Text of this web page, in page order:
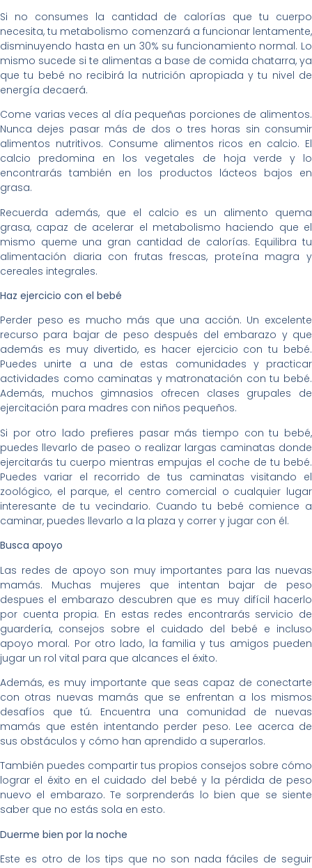
Si no consumes la cantidad de calorías que tu cuerpo
necesita, tu metabolismo comenzará a funcionar lentamente,
disminuyendo hasta en un 30% su funcionamiento normal. Lo
mismo sucede si te alimentas a base de comida chatarra, ya
que tu bebé no recibirá la nutrición apropiada y tu nivel de
energía decaerá.
Come varias veces al día pequeñas porciones de alimentos.
Nunca dejes pasar más de dos o tres horas sin consumir
alimentos nutritivos. Consume alimentos ricos en calcio. El
calcio predomina en los vegetales de hoja verde y lo
encontrarás también en los productos lácteos bajos en
grasa.
Recuerda además, que el calcio es un alimento quema
grasa, capaz de acelerar el metabolismo haciendo que el
mismo queme una gran cantidad de calorías. Equilibra tu
alimentación diaria con frutas frescas, proteína magra y
cereales integrales.
Haz ejercicio con el bebé
Perder peso es mucho más que una acción. Un excelente
recurso para bajar de peso después del embarazo y que
además es muy divertido, es hacer ejercicio con tu bebé.
Puedes unirte a una de estas comunidades y practicar
actividades como caminatas y matronatación con tu bebé.
Además, muchos gimnasios ofrecen clases grupales de
ejercitación para madres con niños pequeños.
Si por otro lado prefieres pasar más tiempo con tu bebé,
puedes llevarlo de paseo o realizar largas caminatas donde
ejercitarás tu cuerpo mientras empujas el coche de tu bebé.
Puedes variar el recorrido de tus caminatas visitando el
zoológico, el parque, el centro comercial o cualquier lugar
interesante de tu vecindario. Cuando tu bebé comience a
caminar, puedes llevarlo a la plaza y correr y jugar con él.
Busca apoyo
Las redes de apoyo son muy importantes para las nuevas
mamás. Muchas mujeres que intentan bajar de peso
despues el embarazo descubren que es muy difícil hacerlo
por cuenta propia. En estas redes encontrarás servicio de
guardería, consejos sobre el cuidado del bebé e incluso
apoyo moral. Por otro lado, la familia y tus amigos pueden
jugar un rol vital para que alcances el éxito.
Además, es muy importante que seas capaz de conectarte
con otras nuevas mamás que se enfrentan a los mismos
desafíos que tú. Encuentra una comunidad de nuevas
mamás que estén intentando perder peso. Lee acerca de
sus obstáculos y cómo han aprendido a superarlos.
También puedes compartir tus propios consejos sobre cómo
lograr el éxito en el cuidado del bebé y la pérdida de peso
nuevo el embarazo. Te sorprenderás lo bien que se siente
saber que no estás sola en esto.
Duerme bien por la noche
Este es otro de los tips que no son nada fáciles de seguir